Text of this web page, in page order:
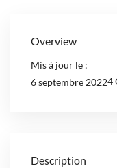
Overview
Mis à jour le :
6 septembre 20224
Description